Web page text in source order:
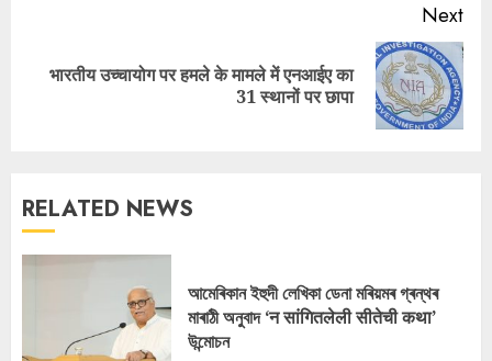
Next
Next
भारतीय उच्चायोग पर हमले के मामले में एनआईए का
31 स्थानों पर छापा
RELATED NEWS
আমেৰিকান ইহুদী লেখিকা ডেনা মৰিয়মৰ গ্ৰন্থৰ
মাৰাঠী অনুবাদ ‘न सांगितलेली सीतेची कथा’
উন্মোচন